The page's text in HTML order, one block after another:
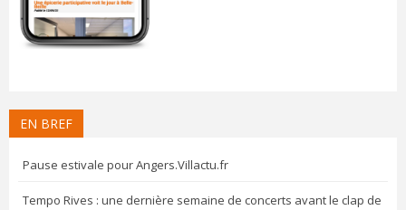
EN BREF
Pause estivale pour Angers.Villactu.fr
Tempo Rives : une dernière semaine de concerts avant le clap de